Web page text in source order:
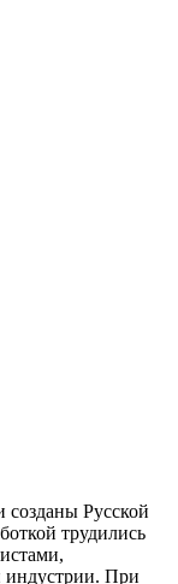
Русской
трудились
индустрии. При